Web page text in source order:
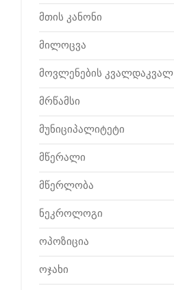
მთის კანონი
მილოცვა
მოვლენების კვალდაკვალ
მრწამსი
მუნიციპალიტეტი
მწერალი
მწერლობა
ნეკროლოგი
ოპოზიცია
ოჯახი